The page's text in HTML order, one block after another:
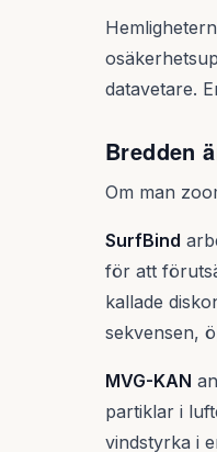
datavetare.
Bredden
Om man
SurfBind
för att
kallade
sekvensen,
MVG-KAN
partiklar i
vindstyrka i